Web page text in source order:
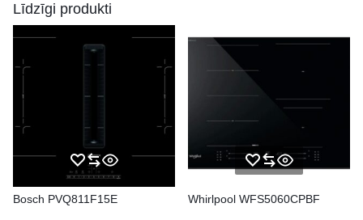
Līdzīgi produkti
Bosch PVQ811F15E Whirlpool WFS5060CPBF